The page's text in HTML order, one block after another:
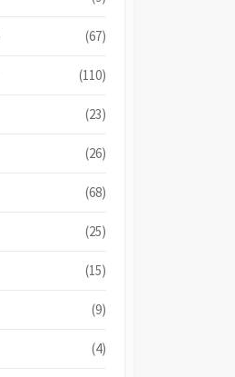
(67)
(110)
(23)
(26)
(68)
(25)
(15)
(9)
(4)